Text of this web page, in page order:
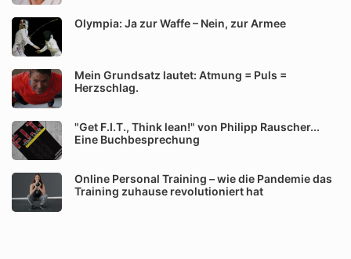
Olympia: Ja zur Waffe – Nein, zur Armee
Mein Grundsatz lautet: Atmung = Puls =
Herzschlag.
"Get F.I.T., Think lean!" von Philipp Rauscher...
Eine Buchbesprechung
Online Personal Training – wie die Pandemie das
Training zuhause revolutioniert hat